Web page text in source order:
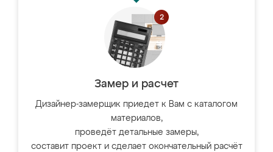
Замер и расчет
Дизайнер-замерщик приедет к Вам с каталогом
материалов,
проведёт детальные замеры,
составит проект и сделает окончательный расчёт